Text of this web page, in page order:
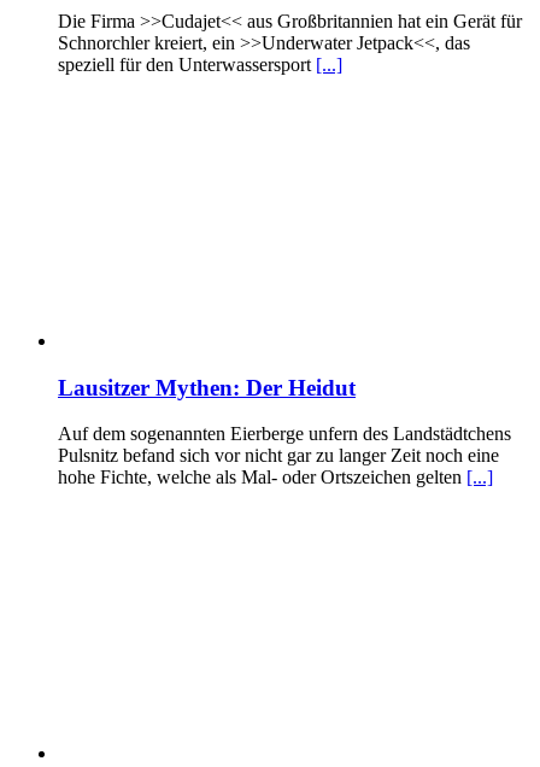
Die Firma >>Cudajet<< aus Großbritannien hat ein Gerät für
Schnorchler kreiert, ein >>Underwater Jetpack<<, das
speziell für den Unterwassersport [...]
Lausitzer Mythen: Der Heidut
Auf dem sogenannten Eierberge unfern des Landstädtchens
Pulsnitz befand sich vor nicht gar zu langer Zeit noch eine
hohe Fichte, welche als Mal- oder Ortszeichen gelten [...]